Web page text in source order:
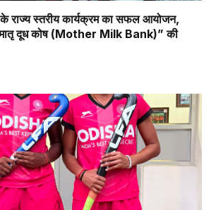
के राज्य स्तरीय कार्यक्रम का सफल आयोजन,
दूध कोष (Mother Milk Bank)” की